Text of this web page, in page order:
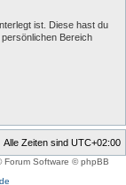
ist. Diese hast du
Bereich
Alle Zeiten sind UTC+02:00
Forum Software © phpBB